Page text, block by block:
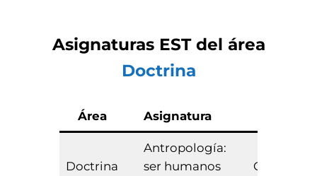
Asignaturas ESTdel área
Doctrina
Área Asignatura
Doctrina
Antropología:
ser humanos